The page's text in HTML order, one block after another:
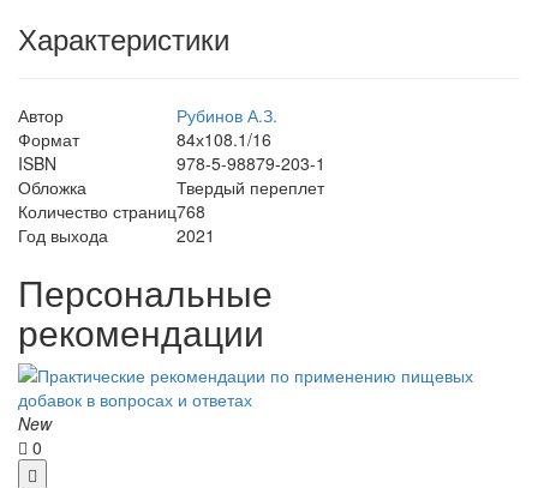
Характеристики
Автор
Рубинов А.З.
Формат
84х108.1/16
ISBN
978-5-98879-203-1
Обложка
Твердый переплет
Количество страниц768
Год выхода
2021
Персональные
рекомендации
New
0